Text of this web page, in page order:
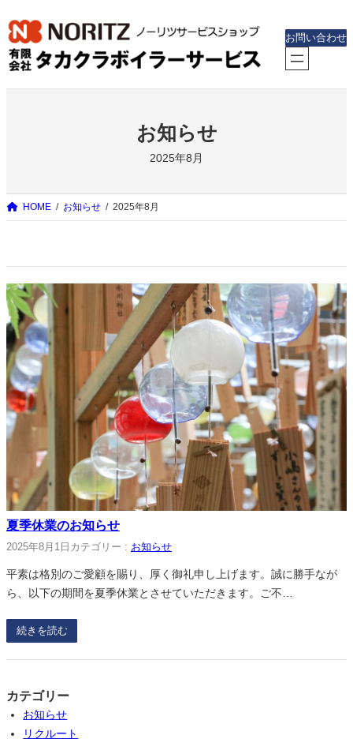
容
を
ス
キ
お問い合わせ
お知らせ
2025年8月
HOME お知らせ 2025年8月
夏季休業のお知らせ
2025年8月1日 カテゴリー : お知らせ
平素は格別のご愛顧を賜り、厚く御礼申し上げます。誠に勝手なが
ら、以下の期間を夏季休業とさせていただきます。ご不…
続きを読む
カテゴリー
お知らせ
リクルート